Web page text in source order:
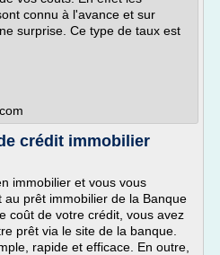
connu à l'avance et sur
surprise. Ce type de taux est
crédit immobilier
immobilier et vous vous
prêt immobilier de la Banque
coût de votre crédit, vous avez
prêt via le site de la banque.
rapide et efficace. En outre,